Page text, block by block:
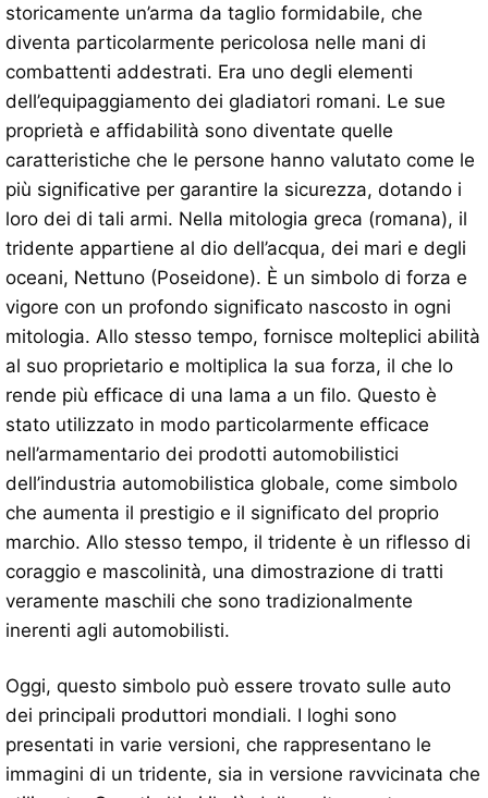
storicamente un’arma da taglio formidabile, che
diventa particolarmente pericolosa nelle mani di
combattenti addestrati. Era uno degli elementi
dell’equipaggiamento dei gladiatori romani. Le sue
proprietà e affidabilità sono diventate quelle
caratteristiche che le persone hanno valutato come le
più significative per garantire la sicurezza, dotando i
loro dei di tali armi. Nella mitologia greca (romana), il
tridente appartiene al dio dell’acqua, dei mari e degli
oceani, Nettuno (Poseidone). È un simbolo di forza e
vigore con un profondo significato nascosto in ogni
mitologia. Allo stesso tempo, fornisce molteplici abilità
al suo proprietario e moltiplica la sua forza, il che lo
rende più efficace di una lama a un filo. Questo è
stato utilizzato in modo particolarmente efficace
nell’armamentario dei prodotti automobilistici
dell’industria automobilistica globale, come simbolo
che aumenta il prestigio e il significato del proprio
marchio. Allo stesso tempo, il tridente è un riflesso di
coraggio e mascolinità, una dimostrazione di tratti
veramente maschili che sono tradizionalmente
inerenti agli automobilisti.
Oggi, questo simbolo può essere trovato sulle auto
dei principali produttori mondiali. I loghi sono
presentati in varie versioni, che rappresentano le
immagini di un tridente, sia in versione ravvicinata che